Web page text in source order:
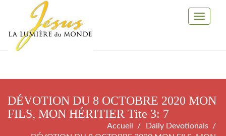
Toggle
DÉVOTION DU 8 OCTOBRE 2020 MON
FILS, MON HÉRITIER Tite 3: 7
Accueil
Daily Devotionals